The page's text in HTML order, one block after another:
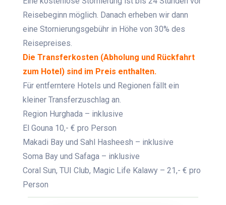
Reisebeginn möglich. Danach erheben wir dann
eine Stornierungsgebühr in Höhe von 30% des
Reisepreises.
Die Transferkosten (Abholung und Rückfahrt
zum Hotel) sind im Preis enthalten.
Für entferntere Hotels und Regionen fällt ein
kleiner Transferzuschlag an.
Region Hurghada – inklusive
El Gouna 10,- € pro Person
Makadi Bay und Sahl Hasheesh – inklusive
Soma Bay und Safaga – inklusive
Coral Sun, TUI Club, Magic Life Kalawy – 21,- € pro
Person